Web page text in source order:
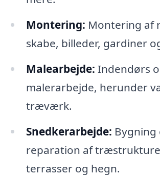
Montering: Montering af
skabe, billeder, gardiner
Malearbejde: Indendørs
malerarbejde, herunder
træværk.
Snedkerarbejde: Bygning
reparation af
terrasser og hegn.